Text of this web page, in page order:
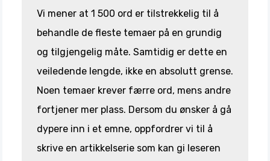
Vi mener at 1 500 ord er tilstrekkelig til å
behandle de fleste temaer på en grundig
og tilgjengelig måte. Samtidig er dette en
veiledende lengde, ikke en absolutt grense.
Noen temaer krever færre ord, mens andre
fortjener mer plass. Dersom du ønsker å gå
dypere inn i et emne, oppfordrer vi til å
skrive en artikkelserie som kan gi leseren